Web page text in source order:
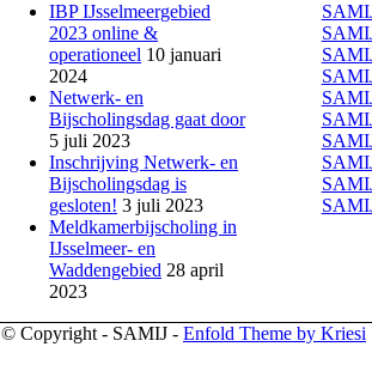
IBP IJsselmeergebied
2023 online &
operationeel 10 januari
2024
Netwerk- en
Bijscholingsdag gaat door
5 juli 2023
Inschrijving Netwerk- en
Bijscholingsdag is
gesloten! 3 juli 2023
Meldkamerbijscholing in
IJsselmeer- en
Waddengebied 28 april
2023
© Copyright - SAMIJ - Enfold Theme by Kriesi